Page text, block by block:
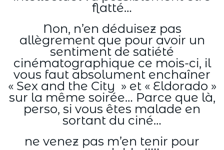
flatté…
Non, n’en déduisez pas
allègrement que pour avoir un
sentiment de satiété
cinématographique ce mois-ci, il
vous faut absolument enchaîner
« Sex and the City » et « Eldorado »
sur la même soirée… Parce que là,
perso, si vous êtes malade en
sortant du ciné…
ne venez pas m’en tenir pour